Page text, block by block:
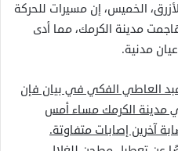
الخميس، إن مسيرات للحركة
مدينة الكرمك، مما أدى
مدنية.
العاطي الفكي في بيان فإن
مدينة الكرمك مساء أمس
آخرين إصابات متفاوتة.